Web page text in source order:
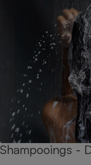
Shampooings -